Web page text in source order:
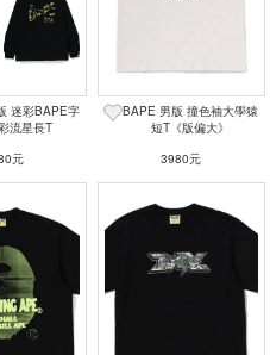
迷彩BAPE字
流星長T
元
BAPE 男版 撞色袖大學猿
短T《版偏大》
3980元